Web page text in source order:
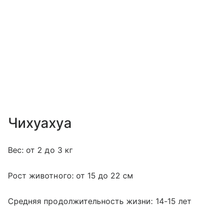
Чихуахуа
Вес: от 2 до 3 кг
Рост животного: от 15 до 22 см
Средняя продолжительность жизни: 14-15 лет